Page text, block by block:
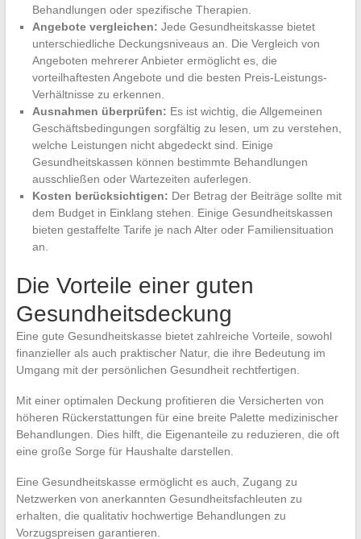
Behandlungen oder spezifische Therapien.
Angebote vergleichen: Jede Gesundheitskasse bietet
unterschiedliche Deckungsniveaus an. Die Vergleich von
Angeboten mehrerer Anbieter ermöglicht es, die
vorteilhaftesten Angebote und die besten Preis-Leistungs-
Verhältnisse zu erkennen.
Ausnahmen überprüfen: Es ist wichtig, die Allgemeinen
Geschäftsbedingungen sorgfältig zu lesen, um zu verstehen,
welche Leistungen nicht abgedeckt sind. Einige
Gesundheitskassen können bestimmte Behandlungen
ausschließen oder Wartezeiten auferlegen.
Kosten berücksichtigen: Der Betrag der Beiträge sollte mit
dem Budget in Einklang stehen. Einige Gesundheitskassen
bieten gestaffelte Tarife je nach Alter oder Familiensituation
an.
Die Vorteile einer guten
Gesundheitsdeckung
Eine gute Gesundheitskasse bietet zahlreiche Vorteile, sowohl
finanzieller als auch praktischer Natur, die ihre Bedeutung im
Umgang mit der persönlichen Gesundheit rechtfertigen.
Mit einer optimalen Deckung profitieren die Versicherten von
höheren Rückerstattungen für eine breite Palette medizinischer
Behandlungen. Dies hilft, die Eigenanteile zu reduzieren, die oft
eine große Sorge für Haushalte darstellen.
Eine Gesundheitskasse ermöglicht es auch, Zugang zu
Netzwerken von anerkannten Gesundheitsfachleuten zu
erhalten, die qualitativ hochwertige Behandlungen zu
Vorzugspreisen garantieren.